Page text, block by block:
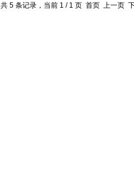
共 5 条记录，当前 1 / 1 页 首页 上一页